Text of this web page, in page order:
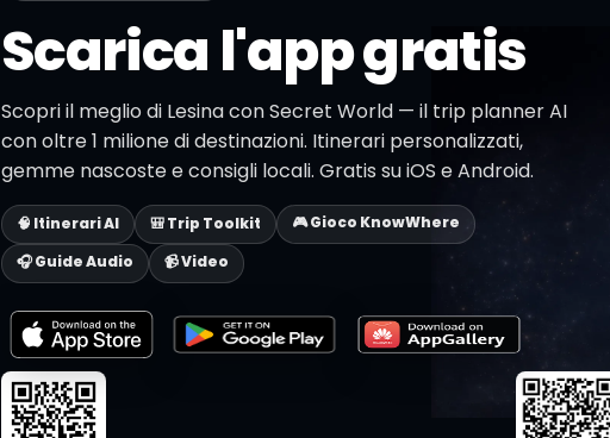
Scarica l'app gratis
Scopri il meglio di Lesina con Secret World — il trip planner AI
con oltre 1 milione di destinazioni. Itinerari personalizzati,
gemme nascoste e consigli locali. Gratis su iOS e Android.
🧠 Itinerari AI 🎒 Trip Toolkit
🎮 Gioco KnowWhere
🎧 Guide Audio
📹 Video